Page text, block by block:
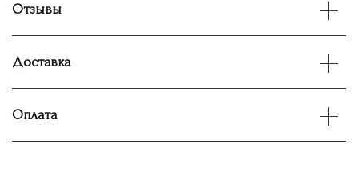
Отзывы
Доставка
Оплата